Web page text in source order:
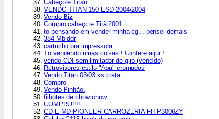
Cabeçote Titan
VENDO TITAN 150 ESD 2004/2004
Vendo Biz
Compro cabeçote Titã 2001
to pensando em vender minha cg... pensei demais
384 Mb ddr
cartucho pra impressora
Tô vendendo umas coisas ! Confere aqui !
vendo CDI sem limitador de giro (vendido)
Retrovisores estilo "Asa" cromados
Vendo Titan 03/03 ks prata
Compro
Vendo Pinhão.
filhotes de chow chow
COMPRO!!!!
CD E MD PIONEER CARROZERIA FH-P3006ZY